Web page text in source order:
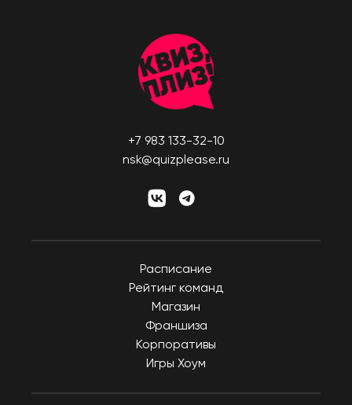
+7 983 133-32-10
nsk@quizplease.ru
Расписание
Рейтинг команд
Магазин
Франшиза
Корпоративы
Игры Хоум